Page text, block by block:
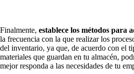
Finalmente, establece los métodos
la frecuencia con la que realizar los
del inventario, ya que, de acuerdo con el
materiales que guardan en tu almacén,
mejor responda a las necesidades de tu